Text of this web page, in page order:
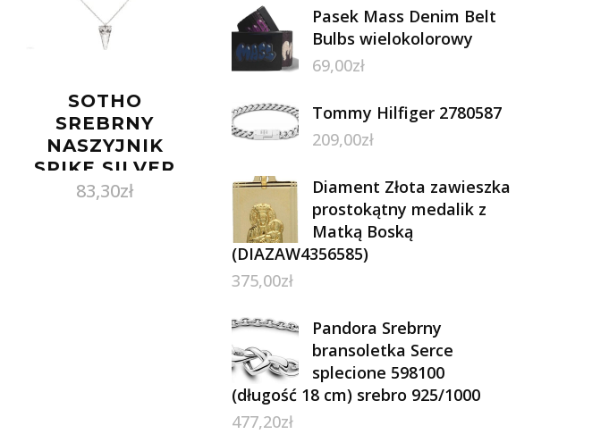
SOTHO
SREBRNY
NASZYJNIK
SPIKE SILVER
PATINA
83,30zł
Pasek Mass Denim Belt
Bulbs wielokolorowy
69,00zł
Tommy Hilfiger 2780587
209,00zł
Diament Złota zawieszka
prostokątny medalik z
Matką Boską
(DIAZAW4356585)
375,00zł
Pandora Srebrny
bransoletka Serce
splecione 598100
(długość 18 cm) srebro 925/1000
477,20zł